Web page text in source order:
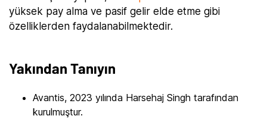
yüksek pay alma ve pasif gelir elde etme gibi
özelliklerden faydalanabilmektedir.
Yakından Tanıyın
Avantis, 2023 yılında Harsehaj Singh tarafından
kurulmuştur.